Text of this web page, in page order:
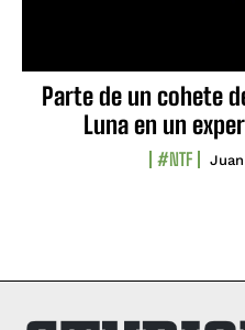
Parte de un cohete
Luna en un
#NTF